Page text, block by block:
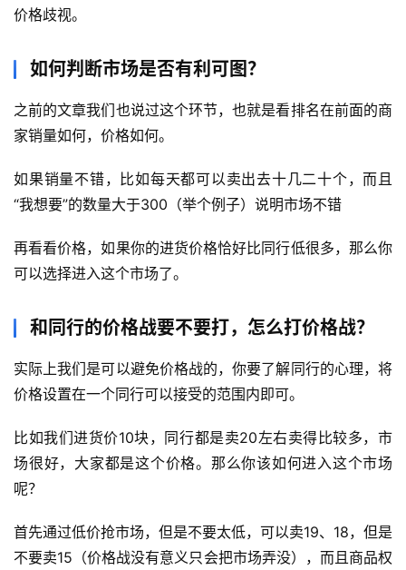
行
业
快
讯
开
眼
例
价格歧视。
如何判断市场是否有利可图？
之前的文章我们也说过这个环节，也就是看排名在前面的商
家销量如何，价格如何。
如果销量不错，比如每天都可以卖出去十几二十个，而且
“我想要”的数量大于300（举个例子）说明市场不错
再看看价格，如果你的进货价格恰好比同行低很多，那么你
可以选择进入这个市场了。
和同行的价格战要不要打，怎么打价格战？
实际上我们是可以避免价格战的，你要了解同行的心理，将
价格设置在一个同行可以接受的范围内即可。
比如我们进货价10块，同行都是卖20左右卖得比较多，市
场很好，大家都是这个价格。那么你该如何进入这个市场
呢？
首先通过低价抢市场，但是不要太低，可以卖19、18，但是
不要卖15（价格战没有意义只会把市场弄没），而且商品权